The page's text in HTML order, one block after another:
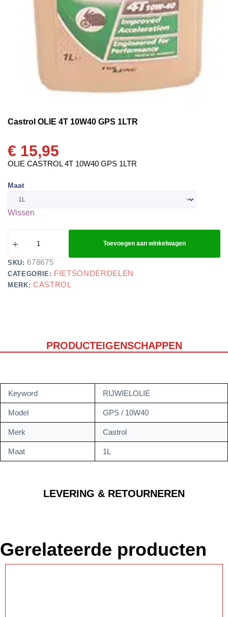
Castrol OLIE 4T 10W40 GPS 1LTR
€ 15,95
OLIE CASTROL 4T 10W40 GPS 1LTR
Maat
Wissen
Toevoegen aan winkelwagen
SKU:678675
CATEGORIE: FIETSONDERDELEN
MERK: CASTROL
PRODUCTEIGENSCHAPPEN
LEVERING & RETOURNEREN
Keyword RIJWIELOLIE
Model GPS / 10W40
Merk Castrol
Maat 1L
Gerelateerde producten